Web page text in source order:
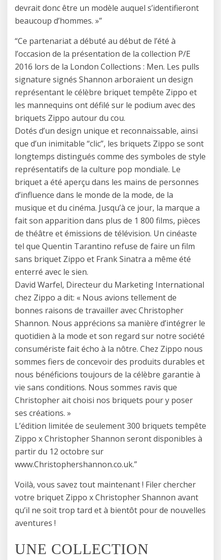
devrait donc être un modèle auquel s’identifieront
beaucoup d’hommes. »”
“Ce partenariat a débuté au début de l’été à
l’occasion de la présentation de la collection P/E
2016 lors de la London Collections : Men. Les pulls
signature signés Shannon arboraient un design
représentant le célèbre briquet tempête Zippo et
les mannequins ont défilé sur le podium avec des
briquets Zippo autour du cou.
Dotés d’un design unique et reconnaissable, ainsi
que d’un inimitable “clic”, les briquets Zippo se sont
longtemps distingués comme des symboles de style
représentatifs de la culture pop mondiale. Le
briquet a été aperçu dans les mains de personnes
d’influence dans le monde de la mode, de la
musique et du cinéma. Jusqu’à ce jour, la marque a
fait son apparition dans plus de 1 800 films, pièces
de théâtre et émissions de télévision. Un cinéaste
tel que Quentin Tarantino refuse de faire un film
sans briquet Zippo et Frank Sinatra a même été
enterré avec le sien.
David Warfel, Directeur du Marketing International
chez Zippo a dit: « Nous avions tellement de
bonnes raisons de travailler avec Christopher
Shannon. Nous apprécions sa manière d’intégrer le
quotidien à la mode et son regard sur notre société
consumériste fait écho à la nôtre. Chez Zippo nous
sommes fiers de concevoir des produits durables et
nous bénéficions toujours de la célèbre garantie à
vie sans conditions. Nous sommes ravis que
Christopher ait choisi nos briquets pour y poser
ses créations. »
L’édition limitée de seulement 300 briquets tempête
Zippo x Christopher Shannon seront disponibles à
partir du 12 octobre sur
www.Christophershannon.co.uk.”
Voilà, vous savez tout maintenant ! Filer chercher
votre briquet Zippo x Christopher Shannon avant
qu’il ne soit trop tard et à bientôt pour de nouvelles
aventures !
UNE COLLECTION